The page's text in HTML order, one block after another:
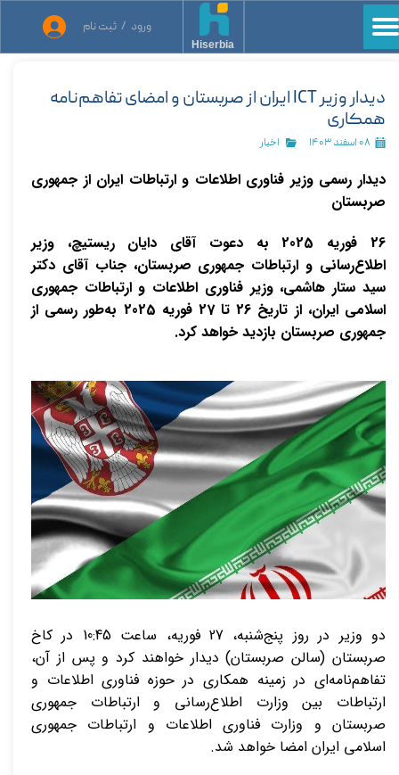
ورود / ثبت نام
حساب کاربری من
سفارشات
Hiserbia
دیدار وزیر ICT ایران از صربستان و امضای تفاهم‌نامه
همکاری
۰۸ اسفند ۱۴۰۳ اخبار
دیدار رسمی وزیر فناوری اطلاعات و ارتباطات ایران از جمهوری
صربستان
26 فوریه 2025 به دعوت آقای دایان ریستیچ، وزیر
اطلاع‌رسانی و ارتباطات جمهوری صربستان، جناب آقای دکتر
سید ستار هاشمی، وزیر فناوری اطلاعات و ارتباطات جمهوری
اسلامی ایران، از تاریخ 26 تا 27 فوریه 2025 به‌طور رسمی از
جمهوری صربستان بازدید خواهد کرد.
دو وزیر در روز پنج‌شنبه، 27 فوریه، ساعت 10:45 در کاخ
صربستان (سالن صربستان) دیدار خواهند کرد و پس از آن،
تفاهم‌نامه‌ای در زمینه همکاری در حوزه فناوری اطلاعات و
ارتباطات بین وزارت اطلاع‌رسانی و ارتباطات جمهوری
صربستان و وزارت فناوری اطلاعات و ارتباطات جمهوری
اسلامی ایران امضا خواهد شد.